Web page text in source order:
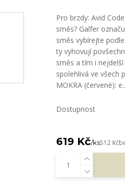
Pro brzdy: Avid
směs? Galfer
směs vybírejte
ty vyhovují
směs a tím i
spolehlivá ve všech
MOKRA (červené):
Dostupnost
619 Kč/ks512 Kč